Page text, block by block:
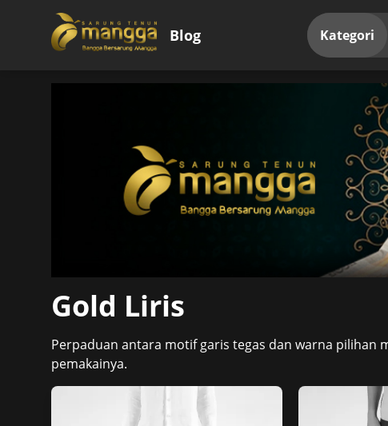
Blog Kategori
Gold Liris
Perpaduan antara motif garis tegas dan warna pilihan
pemakainya.